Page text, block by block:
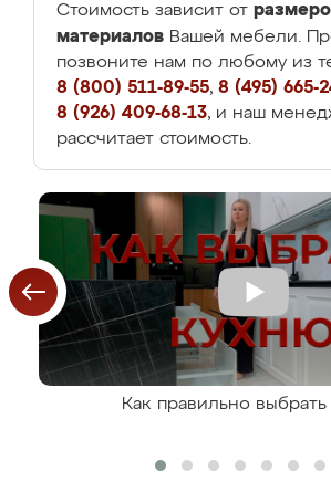
Стоимость зависит от
материалов Вашей мебели.
позвоните нам по любому из
8 (800) 511-89-55, 8 (495) 665-
8 (926) 409-68-13, и наш
рассчитает стоимость.
Как правильно